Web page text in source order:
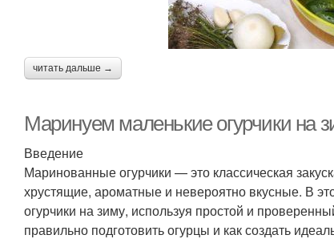
читать дальше →
Маринуем маленькие огурчики на
Введение
Маринованные огурчики — это классическая
хрустящие, ароматные и невероятно вкусные. В
огурчики на зиму, используя простой и
правильно подготовить огурцы и как создать